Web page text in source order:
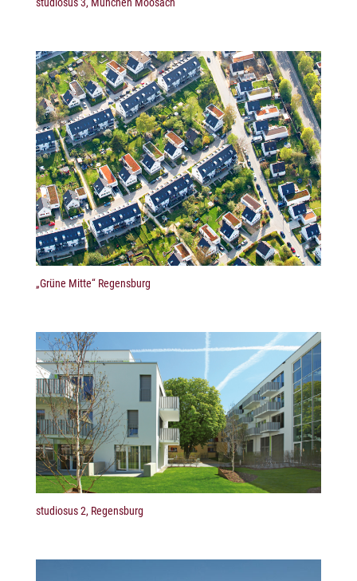
„Grüne Mitte“ Regensburg
studiosus 2, Regensburg